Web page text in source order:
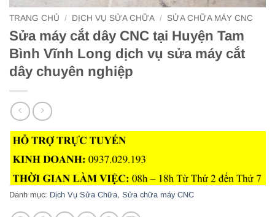
TRANG CHỦ / DỊCH VỤ SỬA CHỮA / SỬA CHỮA MÁY CNC
Sửa máy cắt dây CNC tại Huyện Tam
Bình Vĩnh Long dịch vụ sửa máy cắt
dây chuyên nghiệp
Danh mục: Dịch Vụ Sửa Chữa, Sửa chữa máy CNC